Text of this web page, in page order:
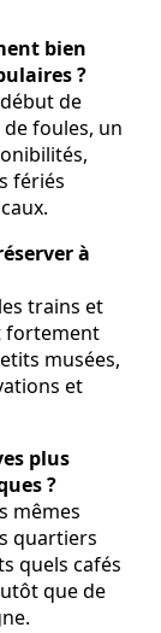
bien
?
de
foules, un
fériés
à
trains et
fortement
musées,
et
plus
?
mêmes
quartiers
quels cafés
que de